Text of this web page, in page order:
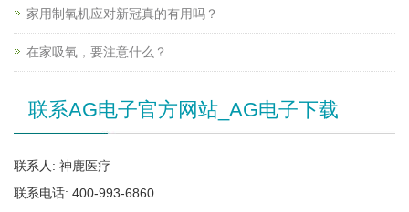
家用制氧机应对新冠真的有用吗？
在家吸氧，要注意什么？
联系AG电子官方网站_AG电子下载
联系人: 神鹿医疗
联系电话: 400-993-6860